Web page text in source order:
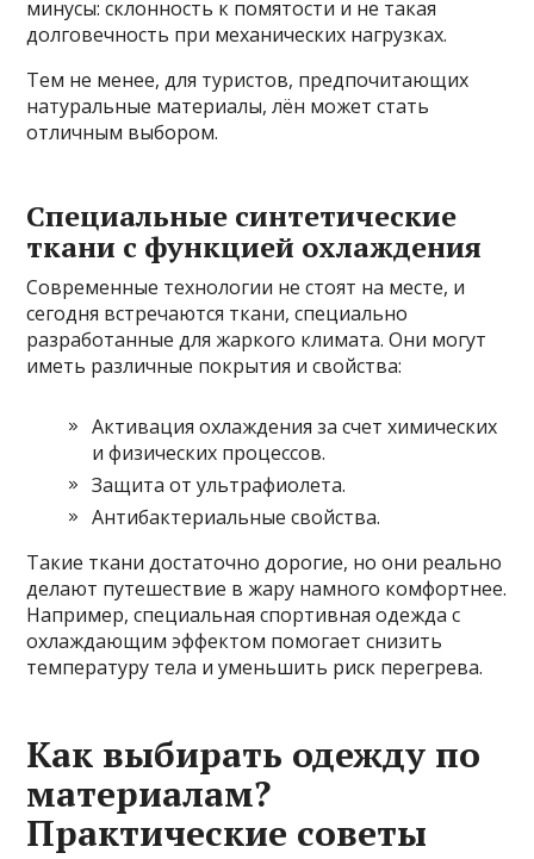
минусы: склонность к помятости и не такая
долговечность при механических нагрузках.
Тем не менее, для туристов, предпочитающих
натуральные материалы, лён может стать
отличным выбором.
Специальные синтетические
ткани с функцией охлаждения
Современные технологии не стоят на месте, и
сегодня встречаются ткани, специально
разработанные для жаркого климата. Они могут
иметь различные покрытия и свойства:
Активация охлаждения за счет химических
и физических процессов.
Защита от ультрафиолета.
Антибактериальные свойства.
Такие ткани достаточно дорогие, но они реально
делают путешествие в жару намного комфортнее.
Например, специальная спортивная одежда с
охлаждающим эффектом помогает снизить
температуру тела и уменьшить риск перегрева.
Как выбирать одежду по
материалам?
Практические советы